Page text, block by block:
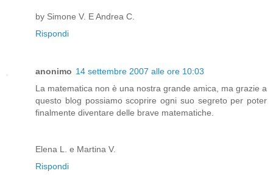
by Simone V. E Andrea C.
Rispondi
anonimo 14 settembre 2007 alle ore 10:03
La matematica non è una nostra grande amica, ma grazie a
questo blog possiamo scoprire ogni suo segreto per poter
finalmente diventare delle brave matematiche.
Elena L. e Martina V.
Rispondi